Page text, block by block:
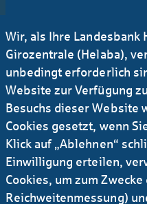
Als
internetbasierte
bezeichnet, die
auf einem digitalen
zusammenbringen.
Wir, als Ihre Landesbank
Girozentrale (Helaba),
unbedingt erforderlich
Website zur Verfügung
Besuchs dieser Website
Cookies gesetzt, wenn
Klick auf „Ablehnen“
Einwilligung erteilen,
Cookies, um zum
Reichweitenmessung)